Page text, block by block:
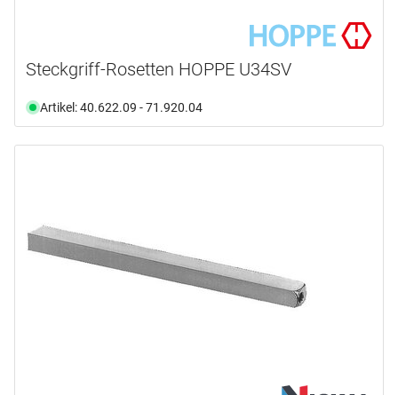
Steckgriff-Rosetten HOPPE U34SV
Artikel: 40.622.09 - 71.920.04